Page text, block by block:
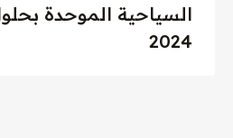
السياحية الموحدة
2024